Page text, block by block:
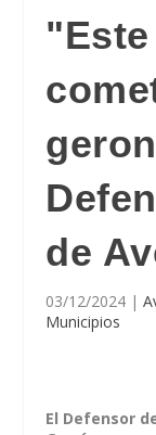
de
03/12/2024 |
Municipios
El Defensor